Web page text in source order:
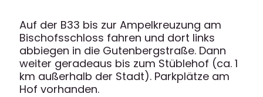
Auf der B33 bis zur Ampelkreuzung am
Bischofsschloss fahren und dort links
abbiegen in die Gutenbergstraße. Dann
weiter geradeaus bis zum Stüblehof (ca. 1
km außerhalb der Stadt). Parkplätze am
Hof vorhanden.